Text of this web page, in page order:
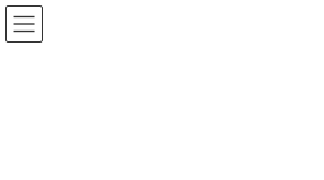
コ
ン
ナ
ビ